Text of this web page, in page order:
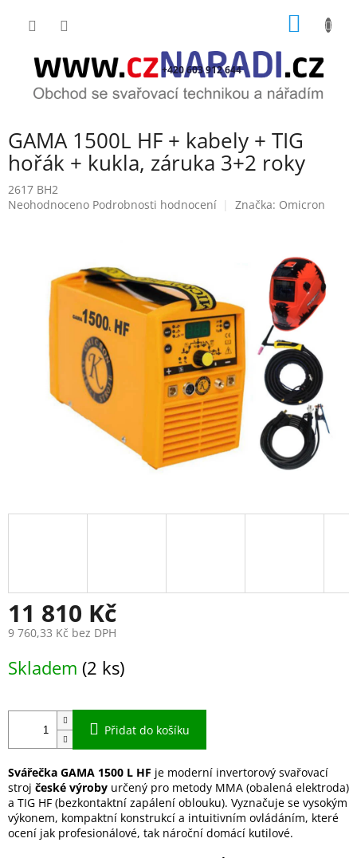
+420 603 912 644
GAMA 1500L HF + kabely + TIG
hořák + kukla, záruka 3+2 roky
2617 BH2
Průměrné
hvězdiček.
Neohodnoceno Podrobnosti hodnocení Značka: Omicron
11 810 Kč
9 760,33 Kč bez DPH
cena:
Skladem (2 ks)
Přidat do košíku
Svářečka GAMA 1500 L HF je moderní invertorový svařovací
stroj české výroby určený pro metody MMA (obalená elektroda)
a TIG HF (bezkontaktní zapálení oblouku). Vyznačuje se vysokým
výkonem, kompaktní konstrukcí a intuitivním ovládáním, které
ocení jak profesionálové, tak nároční domácí kutilové.